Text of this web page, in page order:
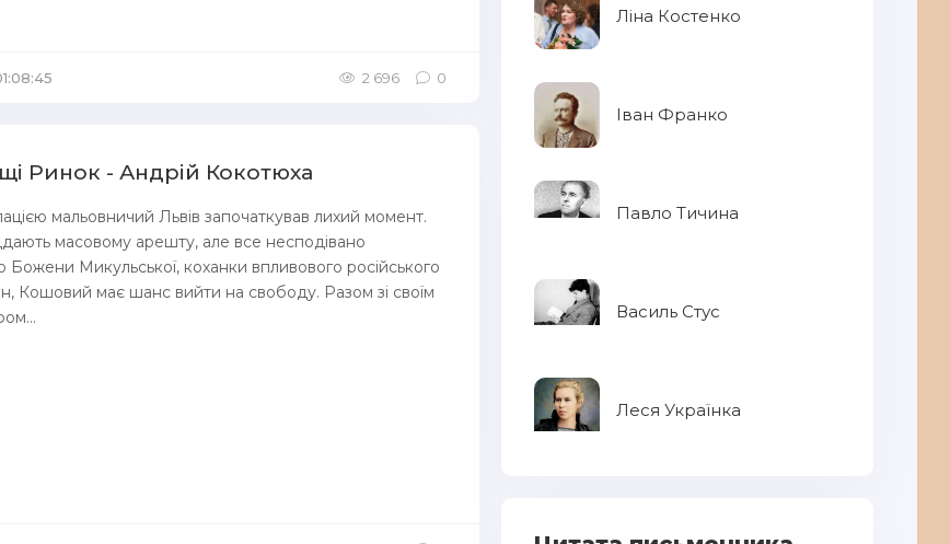
2 696 0
Ринок - Андрій Кокотюха
мальовничий Львів започаткував лихий момент.
масовому арешту, але все несподівано
Божени Микульської, коханки впливового російського
Кошовий має шанс вийти на свободу. Разом зі своїм
Ліна Костенко
Іван Франко
Павло Тичина
Василь Стус
Леся Українка